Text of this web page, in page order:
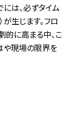
は、必ずタイム
生じます。フロ
的に高まる中、こ
や現場の限界を